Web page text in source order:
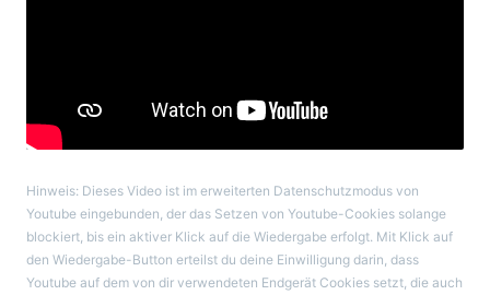
Hinweis: Dieses Video ist im erweiterten Datenschutzmodus von
Youtube eingebunden, der das Setzen von Youtube-Cookies solange
blockiert, bis ein aktiver Klick auf die Wiedergabe erfolgt. Mit Klick auf
den Wiedergabe-Button erteilst du deine Einwilligung darin, dass
Youtube auf dem von dir verwendeten Endgerät Cookies setzt, die auch